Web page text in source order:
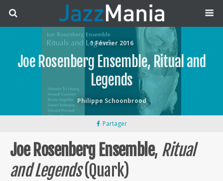
1 Février 2016
Joe Rosenberg Ensemble, Ritual and
Legends
Philippe Schoonbrood
Partager
Joe Rosenberg Ensemble, Ritual
and Legends(Quark)